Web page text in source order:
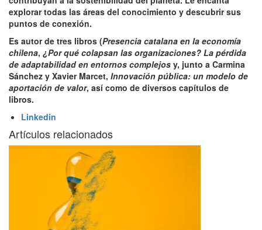
explorar todas las áreas del conocimiento y descubrir sus
puntos de conexión.
Es autor de tres libros (Presencia catalana en la economía
chilena, ¿Por qué colapsan las organizaciones? La pérdida
de adaptabilidad en entornos complejos y, junto a Carmina
Sánchez y Xavier Marcet, Innovación pública: un modelo de
aportación de valor, así como de diversos capítulos de
libros.
Linkedin
Artículos relacionados